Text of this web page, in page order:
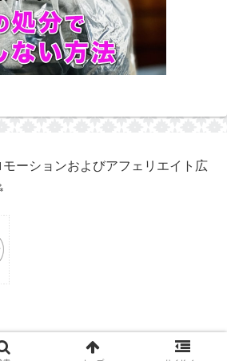
ーションおよびアフェリエイト広
代独身実家暮らしのハイ子.